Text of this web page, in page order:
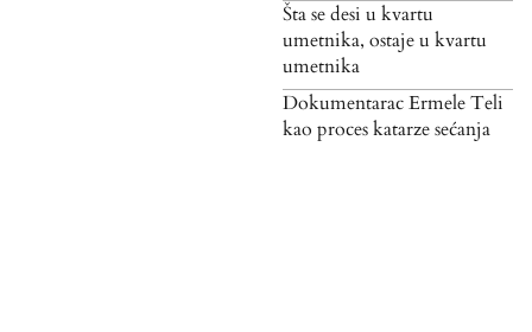
Šta se desi u kvartu
umetnika, ostaje u kvartu
umetnika
Dokumentarac Ermele Teli
kao proces katarze sećanja